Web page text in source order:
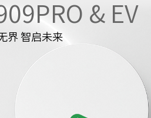
UltraS2
能| 诊断大师